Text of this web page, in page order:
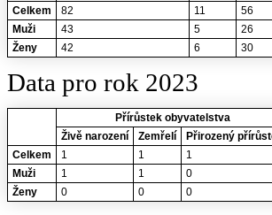
Celkem
82 11 56
Muži
43 5 26
Ženy
42 6 30
Data pro rok 2023
Přírůstek obyvatelstva
Živě narození
Zemřelí Přirozený
Celkem
1 1 1
Muži
1 1 0
Ženy
0 0 0